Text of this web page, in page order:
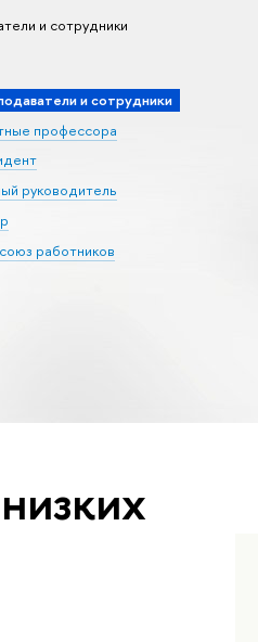
и сотрудники
и сотрудники
профессора
руководитель
работников